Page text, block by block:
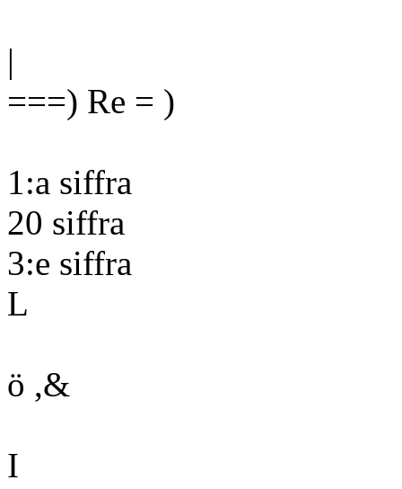
|
===) Re = )
1:a siffra
20 siffra
3:e siffra
L
ö ,&
I